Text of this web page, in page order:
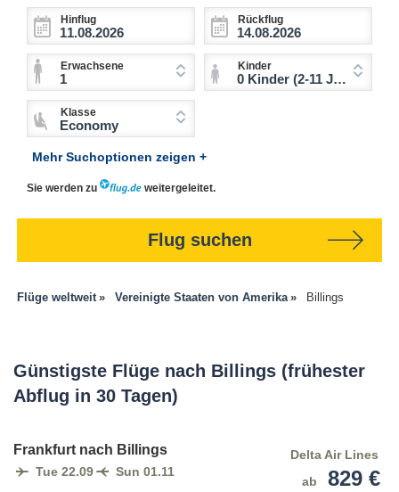
Hinflug Rückflug
Erwachsene
1
Kinder
0 Kinder (2-11 Jahre)
Klasse
Economy
Mehr Suchoptionen zeigen +
Sie werden zu weitergeleitet.
Flug suchen
Flüge weltweit Vereinigte Staaten von Amerika Billings
Günstigste Flüge nach Billings (frühester
Abflug in 30 Tagen)
Frankfurt nach Billings
Tue 22.09 Sun 01.11
Delta Air Lines
ab
829 €